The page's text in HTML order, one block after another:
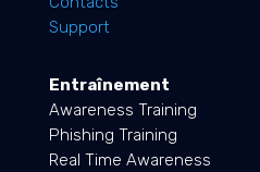
Support
Entraînement
Awareness Training
Phishing Training
Real Time Awareness